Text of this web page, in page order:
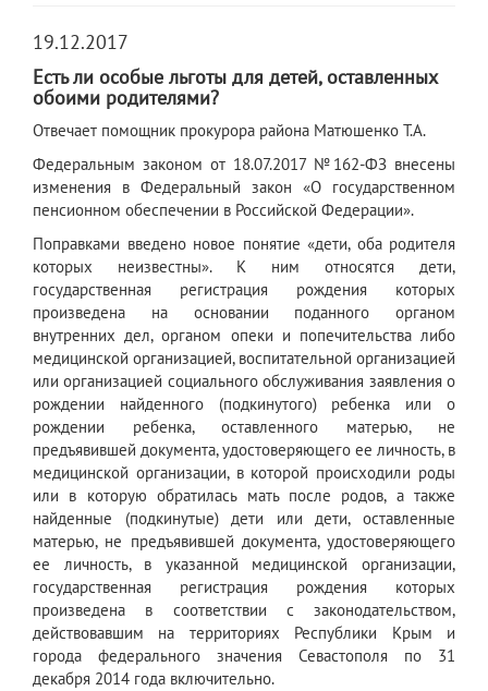
19.12.2017
Есть ли особые льготы для детей, оставленных
обоими родителями?
Отвечает помощник прокурора района Матюшенко Т.А.
Федеральным законом от 18.07.2017 №162-ФЗ внесены
изменения в Федеральный закон «О государственном
пенсионном обеспечении в Российской Федерации».
Поправками введено новое понятие «дети, оба родителя
которых неизвестны». К ним относятся дети,
государственная регистрация рождения которых
произведена на основании поданного органом
внутренних дел, органом опеки и попечительства либо
медицинской организацией, воспитательной организацией
или организацией социального обслуживания заявления о
рождении найденного (подкинутого) ребенка или о
рождении ребенка, оставленного матерью, не
предъявившей документа, удостоверяющего ее личность, в
медицинской организации, в которой происходили роды
или в которую обратилась мать после родов, а также
найденные (подкинутые) дети или дети, оставленные
матерью, не предъявившей документа, удостоверяющего
ее личность, в указанной медицинской организации,
государственная регистрация рождения которых
произведена в соответствии с законодательством,
действовавшим на территориях Республики Крым и
города федерального значения Севастополя по 31
декабря 2014 года включительно.